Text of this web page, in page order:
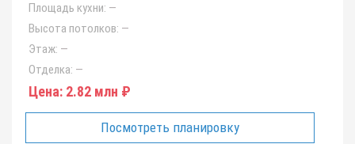
Площадь кухни: —
Высота потолков: —
Этаж: —
Отделка: —
Цена: 2.82 млн ₽
Посмотреть планировку